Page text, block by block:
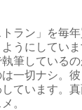
トラン」を毎
うにしてい
筆している
一切ナシ。
ています。
。